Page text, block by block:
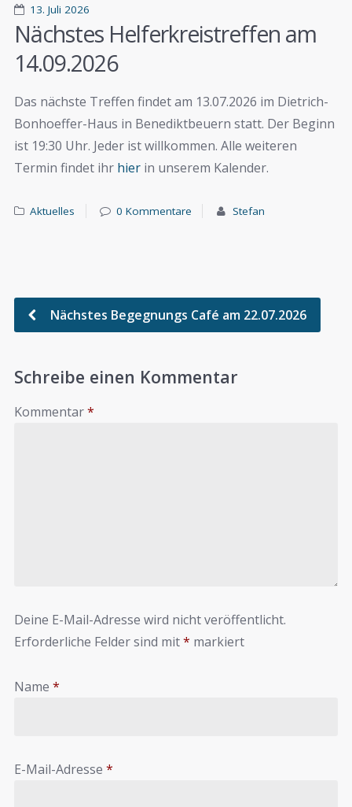
13. Juli 2026
Nächstes Helferkreistreffen am
14.09.2026
Das nächste Treffen findet am 13.07.2026 im Dietrich-
Bonhoeffer-Haus in Benediktbeuern statt. Der Beginn
ist 19:30 Uhr. Jeder ist willkommen. Alle weiteren
Termin findet ihr hier in unserem Kalender.
Aktuelles 0 Kommentare Stefan
Nächstes Begegnungs Café am 22.07.2026
Schreibe einen Kommentar
Kommentar*
Deine E-Mail-Adresse wird nicht veröffentlicht.
Erforderliche Felder sind mit* markiert
Name *
E-Mail-Adresse *